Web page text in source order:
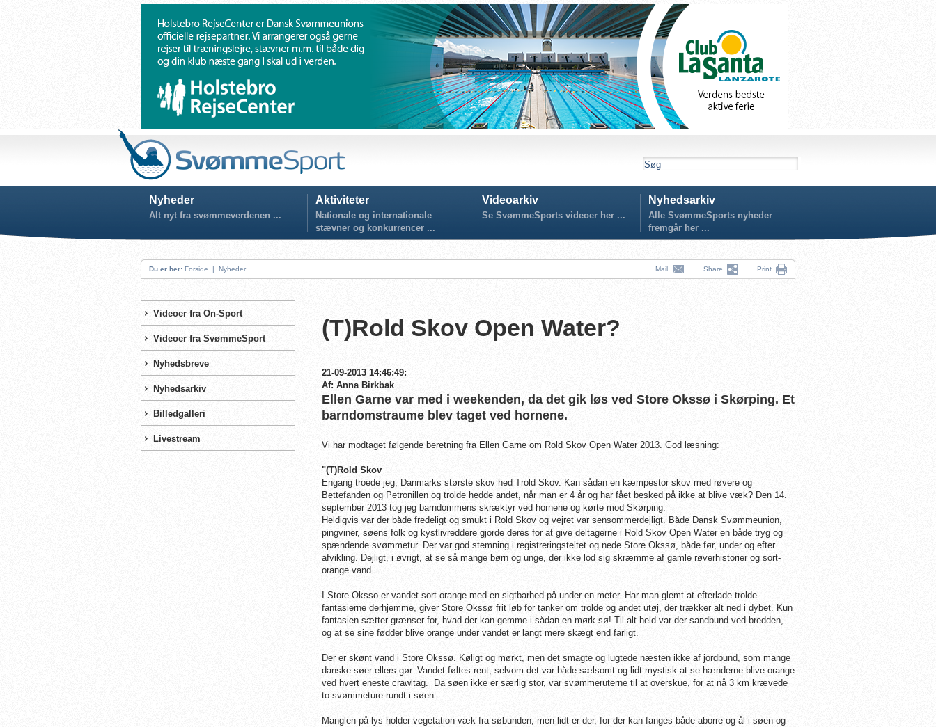
Nyheder
Alt nyt fra svømmeverdenen ...
Aktiviteter
Nationale og internationale
stævner og konkurrencer ...
Videoarkiv
Se SvømmeSports videoer her ...
Nyhedsarkiv
Alle SvømmeSports nyheder
fremgår her ...
Du er her: Forside | Nyheder Mail Share Print
Videoer fra On-Sport
Videoer fra SvømmeSport
Nyhedsbreve
Nyhedsarkiv
Billedgalleri
Livestream
(T)Rold Skov Open Water?
21-09-2013 14:46:49:
Af: Anna Birkbak
Ellen Garne var med i weekenden, da det gik løs ved Store Okssø i Skørping. Et
barndomstraume blev taget ved hornene.
Vi har modtaget følgende beretning fra Ellen Garne om Rold Skov Open Water 2013. God læsning:
"(T)Rold Skov
Engang troede jeg, Danmarks største skov hed Trold Skov. Kan sådan en kæmpestor skov med røvere og
Bettefanden og Petronillen og trolde hedde andet, når man er 4 år og har fået besked på ikke at blive væk? Den 14.
september 2013 tog jeg barndommens skræktyr ved hornene og kørte mod Skørping.
Heldigvis var der både fredeligt og smukt i Rold Skov og vejret var sensommerdejligt. Både Dansk Svømmeunion,
pingviner, søens folk og kystlivreddere gjorde deres for at give deltagerne i Rold Skov Open Water en både tryg og
spændende svømmetur. Der var god stemning i registreringsteltet og nede Store Okssø, både før, under og efter
afvikling. Dejligt, i øvrigt, at se så mange børn og unge, der ikke lod sig skræmme af gamle røverhistorier og sort-
orange vand.
I Store Oksso er vandet sort-orange med en sigtbarhed på under en meter. Har man glemt at efterlade trolde-
fantasierne derhjemme, giver Store Okssø frit løb for tanker om trolde og andet utøj, der trækker alt ned i dybet. Kun
fantasien sætter grænser for, hvad der kan gemme i sådan en mørk sø! Til alt held var der sandbund ved bredden,
og at se sine fødder blive orange under vandet er langt mere skægt end farligt.
Der er skønt vand i Store Okssø. Køligt og mørkt, men det smagte og lugtede næsten ikke af jordbund, som mange
danske søer ellers gør. Vandet føltes rent, selvom det var både sælsomt og lidt mystisk at se hænderne blive orange
ved hvert eneste crawltag. Da søen ikke er særlig stor, var svømmeruterne til at overskue, for at nå 3 km krævede
to svømmeture rundt i søen.
Manglen på lys holder vegetation væk fra søbunden, men lidt er der, for der kan fanges både aborre og ål i søen og